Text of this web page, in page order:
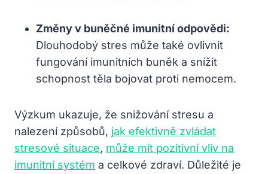
Změny v buněčné imunitní odpovědi:
Dlouhodobý stres může také ovlivnit
fungování imunitních buněk a snížit
schopnost těla bojovat proti nemocem.
Výzkum ukazuje, že snižování stresu a
nalezení způsobů, jak efektivně zvládat
stresové situace, může mít pozitivní vliv na
imunitní systém a celkové zdraví. Důležité je